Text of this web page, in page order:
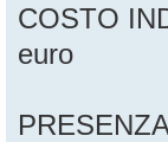
COSTO
euro